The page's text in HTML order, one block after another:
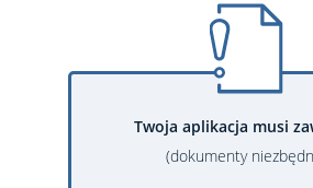
Twoja aplikacja musi
(dokumenty